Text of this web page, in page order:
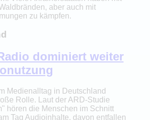
aber auch mit
zu kämpfen.
dominiert weiter
Medienalltag in Deutschland
Rolle. Laut der ARD-Studie
hören die Menschen im Schnitt
Tag Audioinhalte, davon entfallen